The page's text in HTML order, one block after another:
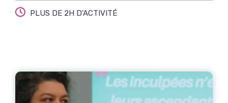
PLUS DE 2H D'ACTIVITÉ